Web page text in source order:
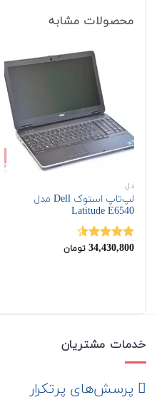
محصولات مشابه
دل
لپ‌تاپ استوک Dell مدل
Latitude E6540
نمره4.50
34,430,800 تومان
خدمات مشتریان
‌ پرسش‌های پرتکرار